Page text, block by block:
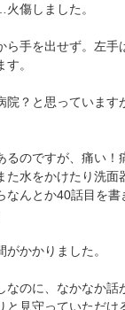
傷しました。
ら手を出せず。左手
。
院？と思っています
るのですが、痛い！
た水をかけたり洗面
なんとか40話目を
かかりました。
なのに、なかなか話
見守っていただけ